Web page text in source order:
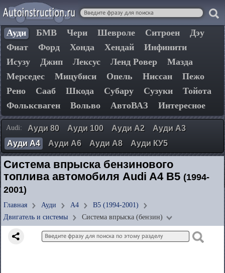
Ауди БМВ Чери Шевроле Ситроен
Дэу
Фиат
Форд Хонда Хендай
Инфинити
Исузу
Джип Лексус Ленд Ровер
Мазда
Мерседес
Мицубиси Опель Ниссан
Пежо
Рено
Сааб Шкода Субару Сузуки
Тойота
Фольксваген
Вольво АвтоВАЗ Интересное
Audi: Ауди 80 Ауди 100 Ауди А2
Ауди А3
Ауди А4
Ауди А6 Ауди А8 Ауди КУ5
Система впрыска бензинового
топлива автомобиля Audi A4 B5 (1994-
2001)
Главная Ауди А4
B5 (1994-2001)
Двигатель и системы
Система впрыска (бензин)